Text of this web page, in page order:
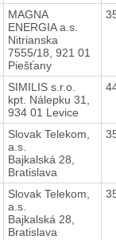
MAGNA
ENERGIA a.s.
Nitrianska
7555/18, 921 01
Piešťany
SIMILIS s.r.o.
kpt. Nálepku 31,
934 01 Levice
Slovak Telekom,
a.s.
Bajkalská 28,
Bratislava
Slovak Telekom,
a.s.
Bajkalská 28,
Bratislava